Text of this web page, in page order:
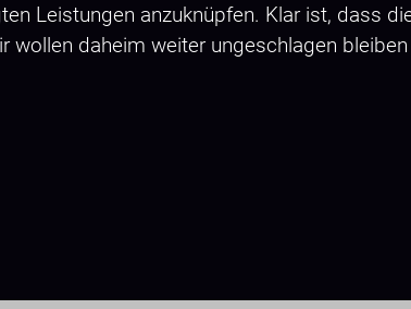
Leistungen anzuknüpfen. Klar ist, dass
wollen daheim weiter ungeschlagen